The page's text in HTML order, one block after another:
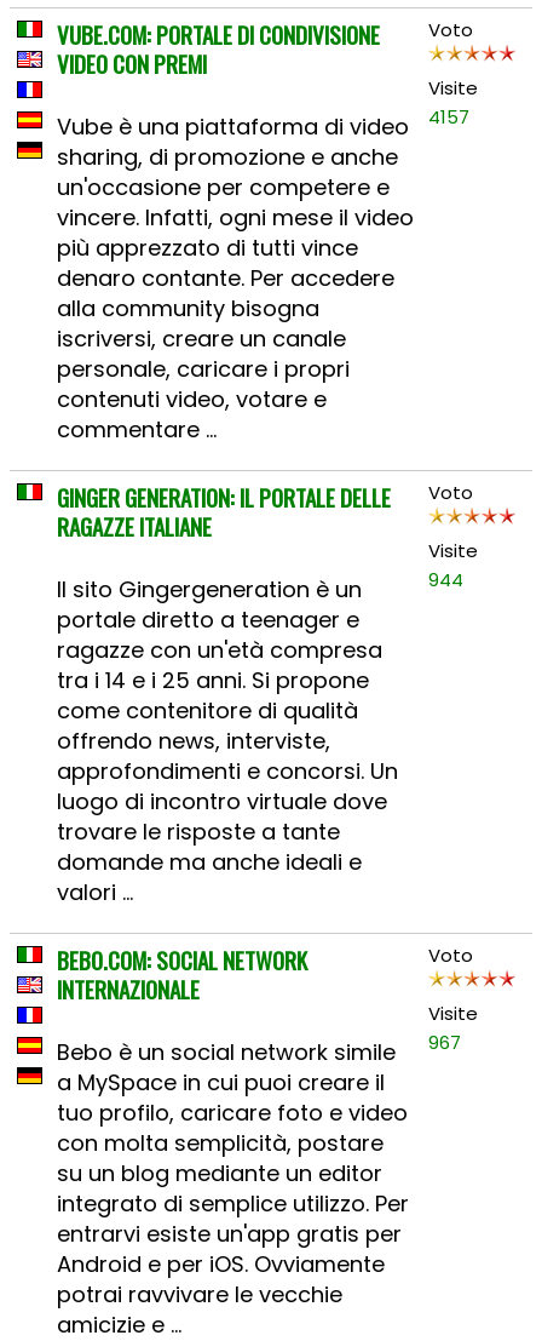
VUBE.COM: PORTALE DI CONDIVISIONE
VIDEO CON PREMI
Vube è una piattaforma di video
sharing, di promozione e anche
un'occasione per competere e
vincere. Infatti, ogni mese il video
più apprezzato di tutti vince
denaro contante. Per accedere
alla community bisogna
iscriversi, creare un canale
personale, caricare i propri
contenuti video, votare e
commentare ...
Voto
Visite
4157
GINGER GENERATION: IL PORTALE DELLE
RAGAZZE ITALIANE
Il sito Gingergeneration è un
portale diretto a teenager e
ragazze con un'età compresa
tra i 14 e i 25 anni. Si propone
come contenitore di qualità
offrendo news, interviste,
approfondimenti e concorsi. Un
luogo di incontro virtuale dove
trovare le risposte a tante
domande ma anche ideali e
valori ...
Voto
Visite
944
BEBO.COM: SOCIAL NETWORK
INTERNAZIONALE
Bebo è un social network simile
a MySpace in cui puoi creare il
tuo profilo, caricare foto e video
con molta semplicità, postare
su un blog mediante un editor
integrato di semplice utilizzo. Per
entrarvi esiste un'app gratis per
Android e per iOS. Ovviamente
potrai ravvivare le vecchie
amicizie e ...
Voto
Visite
967